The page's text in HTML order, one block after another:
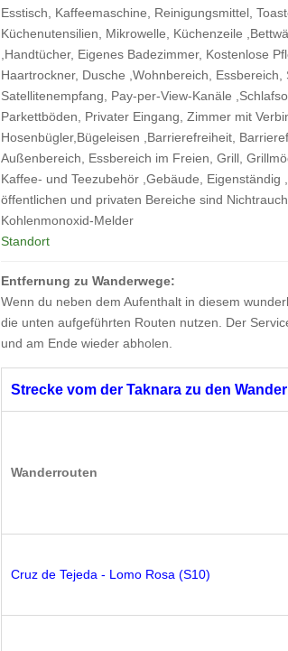
Esstisch, Kaffeemaschine, Reinigungsmittel,
Küchenutensilien, Mikrowelle, Küchenzeile
,Handtücher, Eigenes Badezimmer, Kostenlose
Haartrockner, Dusche ,Wohnbereich,
Satellitenempfang, Pay-per-View-Kanäle
Parkettböden, Privater Eingang, Zimmer mit
Hosenbügler,Bügeleisen ,Barrierefreiheit,
Außenbereich, Essbereich im Freien, Grill,
Kaffee- und Teezubehör ,Gebäude,
öffentlichen und privaten Bereiche sind
Kohlenmonoxid-Melder
Standort
Entfernung zu Wanderwege:
Wenn du neben dem Aufenthalt in diesem
die unten aufgeführten Routen nutzen. Der
und am Ende wieder abholen.
Strecke vom der Taknara zu den
Wanderrouten
Cruz de Tejeda - Lomo Rosa (S10)